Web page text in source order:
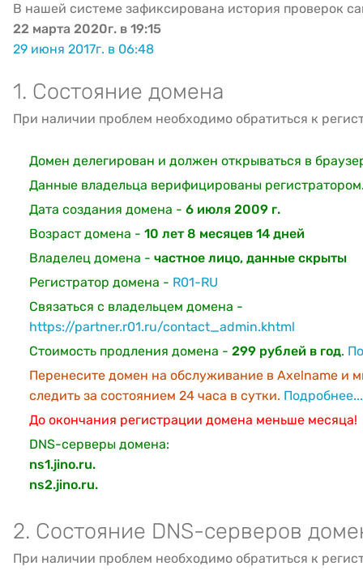
В нашей системе зафиксирована история проверок
22 марта 2020г. в 19:15
29 июня 2017г. в 06:48
1. Состояние домена
При наличии проблем необходимо обратиться к
Домен делегирован и должен открываться в
Данные владельца верифицированы
Дата создания домена - 6 июля 2009 г.
Возраст домена - 10 лет 8 месяцев 14 дней
Владелец домена - частное лицо, данные скрыты
Регистратор домена - R01-RU
Связаться с владельцем домена -
https://partner.r01.ru/contact_admin.khtml
Стоимость продления домена - 299 рублей в год.
Перенесите домен на обслуживание в Axelname и
следить за состоянием 24 часа в сутки. Подробнее...
До окончания регистрации домена меньше месяца!
DNS-серверы домена:
ns1.jino.ru.
ns2.jino.ru.
2. Состояние DNS-серверов
При наличии проблем необходимо обратиться к